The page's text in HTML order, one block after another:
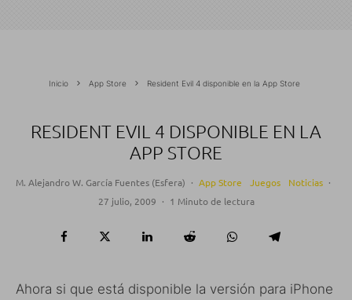
Inicio App Store Resident Evil 4 disponible en la App Store
RESIDENT EVIL 4 DISPONIBLE EN LA
APP STORE
M. Alejandro W. García Fuentes (Esfera) · App Store Juegos Noticias ·
27 julio, 2009 · 1 Minuto de lectura
Ahora si que está disponible la versión para iPhone